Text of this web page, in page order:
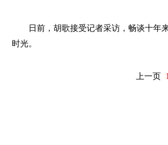
日前，胡歌接受记者采访，畅谈十年来
时光。
上一页